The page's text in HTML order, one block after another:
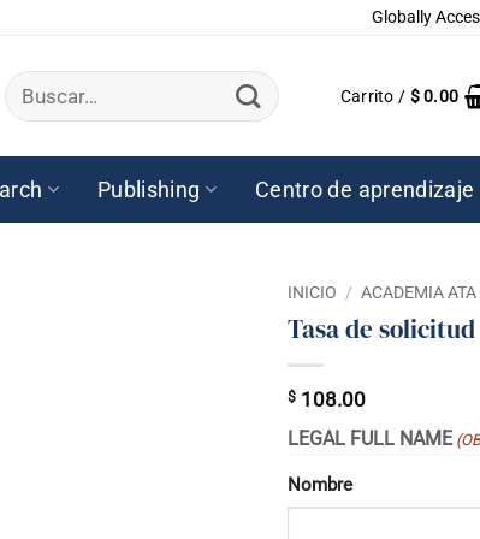
Globally
Buscar
por:
Carrito / $0.00
Publishing Centro de
INICIO / ACADEMIA ATA
Tasa de solicitud
$ 108.00
LEGAL FULL NAME
Nombre